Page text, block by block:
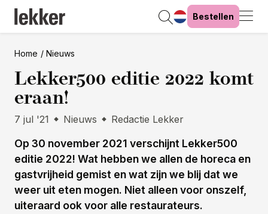
Bestellen
Home Nieuws
Lekker500 editie 2022 komt
eraan!
7 jul '21 Nieuws Redactie Lekker
Op 30 november 2021 verschijnt Lekker500
editie 2022! Wat hebben we allen de horeca en
gastvrijheid gemist en wat zijn we blij dat we
weer uit eten mogen. Niet alleen voor onszelf,
uiteraard ook voor alle restaurateurs.